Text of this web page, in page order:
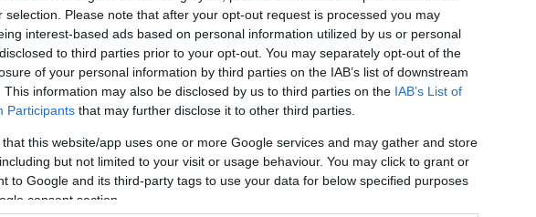
selection. Please note that after your opt-out request is processed you may
interest-based ads based on personal information utilized by us or personal
to third parties prior to your opt-out. You may separately opt-out of the
of your personal information by third parties on the IAB’s list of downstream
This information may also be disclosed by us to third parties on the IAB’s List of
Participants that may further disclose it to other third parties.
that this website/app uses one or more Google services and may gather and store
but not limited to your visit or usage behaviour. You may click to grant or
to Google and its third-party tags to use your data for below specified purposes
consent section.
a Nemzetközi Fúvós Napok Fesztivált2021.
2021 díjait